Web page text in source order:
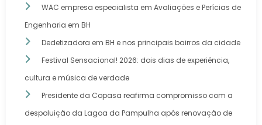
WAC empresa especialista em Avaliações e Perícias de
Engenharia em BH
Dedetizadora em BH e nos principais bairros da cidade
Festival Sensacional! 2026: dois dias de experiência,
cultura e música de verdade
Presidente da Copasa reafirma compromisso com a
despoluição da Lagoa da Pampulha após renovação de